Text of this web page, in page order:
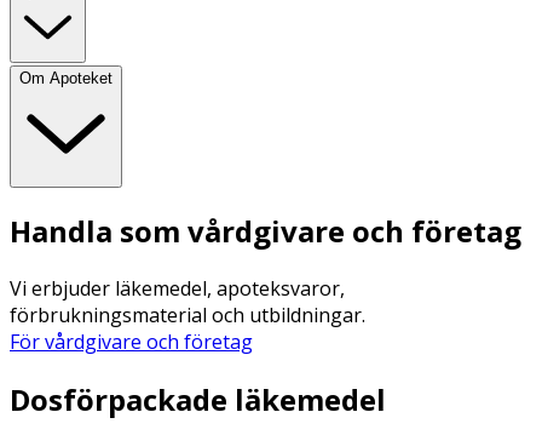
Om Apoteket
Handla som vårdgivare och företag
Vi erbjuder läkemedel, apoteksvaror,
förbrukningsmaterial och utbildningar.
För vårdgivare och företag
Dosförpackade läkemedel